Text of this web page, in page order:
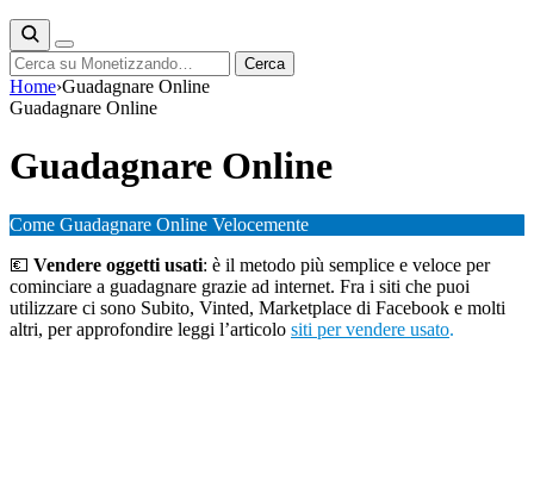
Cerca Cerca
Home›Guadagnare Online
Guadagnare Online
Guadagnare Online
Come Guadagnare Online Velocemente
💶 Vendere oggetti usati: è il metodo più semplice e veloce per
cominciare a guadagnare grazie ad internet. Fra i siti che puoi
utilizzare ci sono Subito, Vinted, Marketplace di Facebook e molti
altri, per approfondire leggi l’articolo siti per vendere usato.